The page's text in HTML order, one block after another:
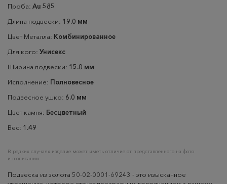
Проба: Au 585
Длина подвески: 19.0 мм
Цвет Металла: Комбинированное
Для кого: Унисекс
Ширина подвески: 15.0 мм
Исполнение: Полновесное
Подвесное ушко: 6.0 мм
Цвет камня: Бесцветный
Вес: 1.49
В редких случаях изделие может иметь отличие от представленного на фото
и в описании
Подвеска из золота 50-02-0001-69243 - это изысканное